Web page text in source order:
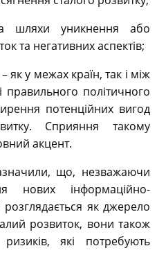
шляхи уникнення або
та негативних аспектів;
як у межах країн, так і між
правильного політичного
потенційних вигод
Сприяння такому
акцент.
що, незважаючи
інформаційно-
розглядається як джерело
розвиток, вони також
які потребують